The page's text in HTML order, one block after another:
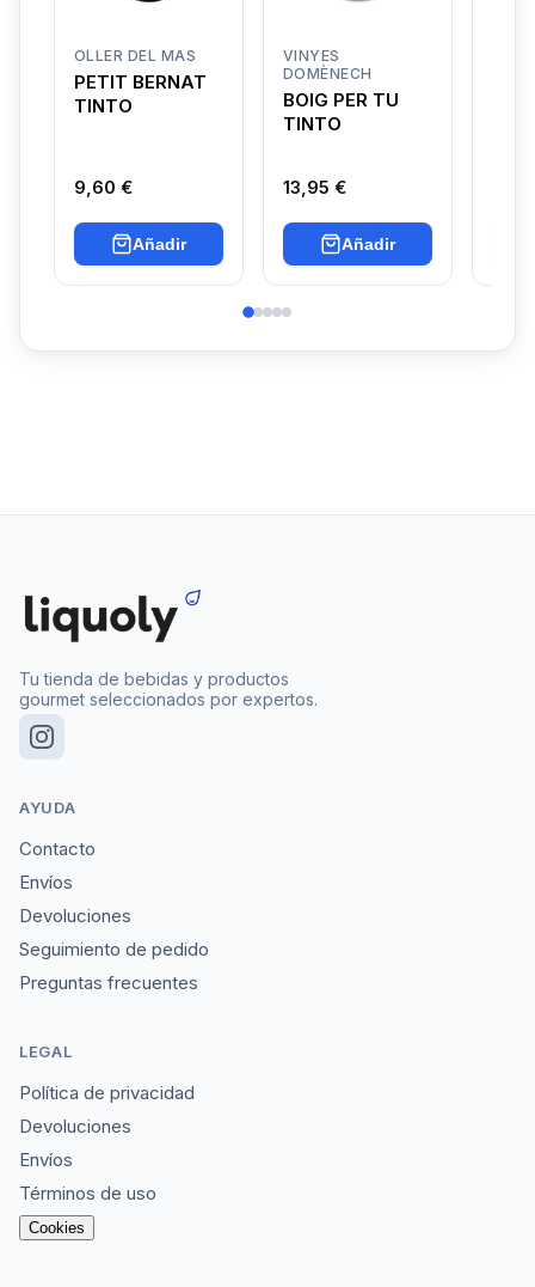
OLLER DEL MAS
PETIT BERNAT
TINTO
9,60 €
Añadir
VINYES
DOMÈNECH
BOIG PER TU
TINTO
13,95 €
Añadir
Tu tienda de bebidas y productos
gourmet seleccionados por expertos.
AYUDA
Contacto
Envíos
Devoluciones
Seguimiento de pedido
Preguntas frecuentes
LEGAL
Política de privacidad
Devoluciones
Envíos
Términos de uso
Cookies